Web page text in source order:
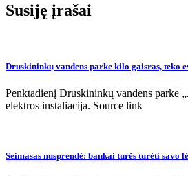
Susiję įrašai
Druskininkų vandens parke kilo gaisras, teko
Penktadienį Druskininkų vandens parke
elektros instaliacija. Source link
Seimasas nusprendė: bankai turės turėti savo